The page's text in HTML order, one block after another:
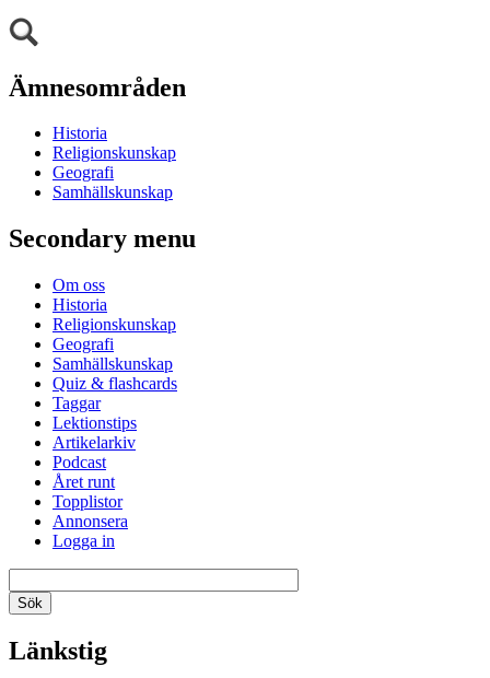
Ämnesområden
Historia
Religionskunskap
Geografi
Samhällskunskap
Secondary menu
Om oss
Historia
Religionskunskap
Geografi
Samhällskunskap
Quiz & flashcards
Taggar
Lektionstips
Artikelarkiv
Podcast
Året runt
Topplistor
Annonsera
Logga in
Länkstig